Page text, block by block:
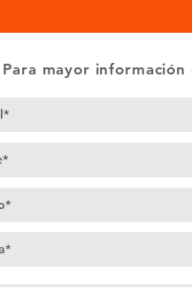
Para mayor